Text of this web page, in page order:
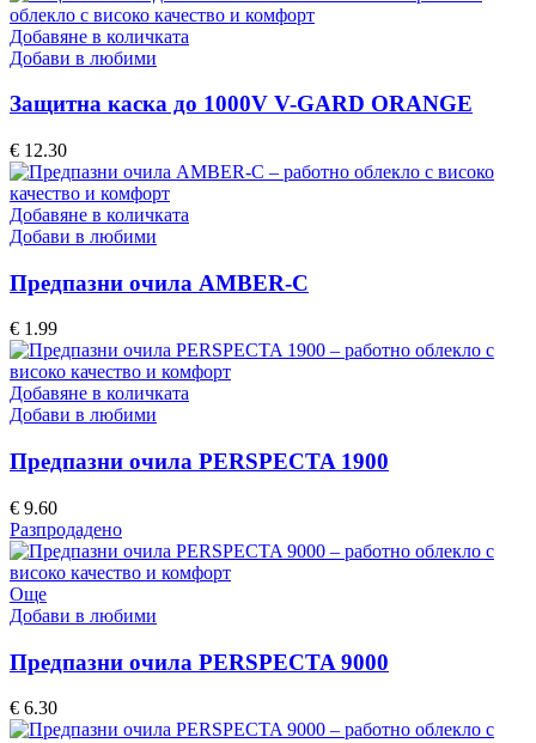
Добавяне в количката
Добави в любими
Защитна каска до 1000V V-GARD ORANGE
€ 12.30
Добавяне в количката
Добави в любими
Предпазни очила AMBER-C
€ 1.99
Добавяне в количката
Добави в любими
Предпазни очила PERSPECTA 1900
€ 9.60
Разпродадено
Още
Добави в любими
Предпазни очила PERSPECTA 9000
€ 6.30